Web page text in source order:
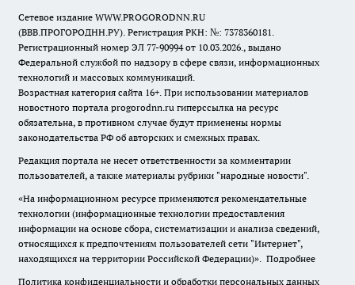
Сетевое издание WWW.PROGORODNN.RU
(ВВВ.ПРОГОРОДНН.РУ). Регистрация РКН: №: 7378360181.
Регистрационный номер ЭЛ 77-90994 от 10.03.2026., выдано
Федеральной службой по надзору в сфере связи, информационных
технологий и массовых коммуникаций.
Возрастная категория сайта 16+. При использовании материалов
новостного портала progorodnn.ru гиперссылка на ресурс
обязательна, в противном случае будут применены нормы
законодательства РФ об авторских и смежных правах.
Редакция портала не несет ответственности за комментарии
пользователей, а также материалы рубрики "народные новости".
«На информационном ресурсе применяются рекомендательные
технологии (информационные технологии предоставления
информации на основе сбора, систематизации и анализа сведений,
относящихся к предпочтениям пользователей сети "Интернет",
находящихся на территории Российской Федерации)». Подробнее
Политика конфиденциальности и обработки персональных данных